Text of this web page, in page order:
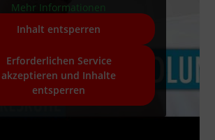
Mehr Informationen
Inhalt entsperren
Erforderlichen Service
akzeptieren und Inhalte
entsperren